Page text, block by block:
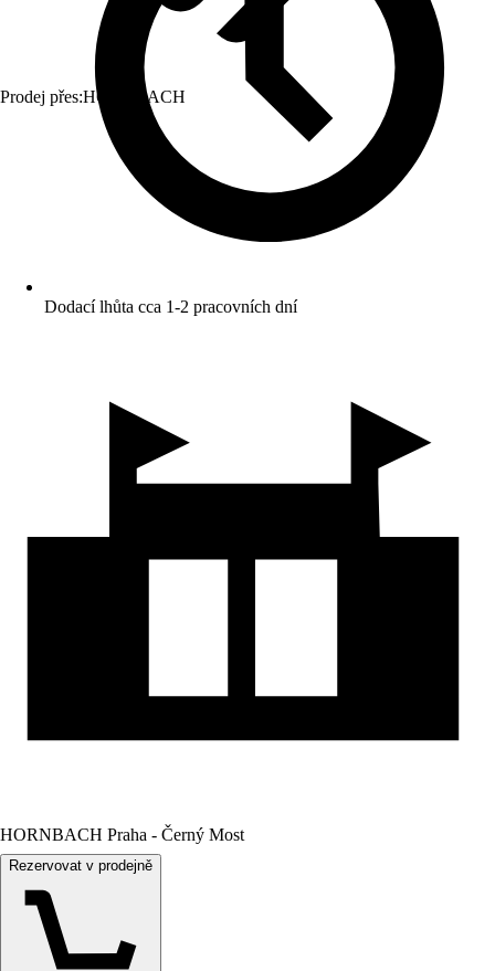
Prodej přes:HORNBACH
Dodací lhůta cca 1-2 pracovních dní
HORNBACH Praha - Černý Most
Rezervovat v prodejně